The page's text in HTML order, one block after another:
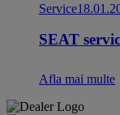
Service
SEAT
Afla mai multe